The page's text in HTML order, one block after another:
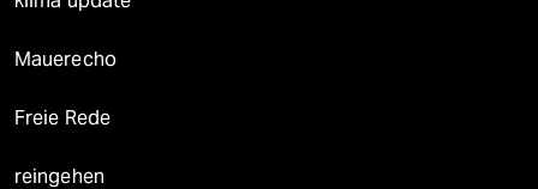
Mauerecho
Freie Rede
reingehen